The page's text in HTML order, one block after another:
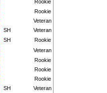
Rookie
Rookie
Veteran
SH
Veteran
SH
Rookie
Veteran
Rookie
Rookie
Rookie
SH
Veteran